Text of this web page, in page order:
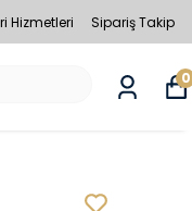
Hizmetleri Sipariş Takip
0